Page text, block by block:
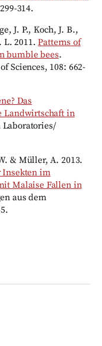
314.
J. P., Koch, J. B.,
L. 2011.Patterns of
bumble bees.
Sciences, 108: 662-
Das
Landwirtschaft in
Laboratories/
& Müller, A. 2013.
Insekten im
Malaise Fallen in
aus dem